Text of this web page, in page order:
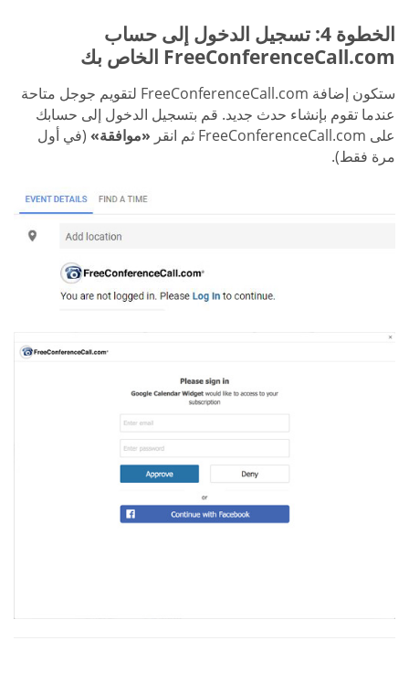
الخطوة 4: تسجيل الدخول إلى حساب
FreeConferenceCall.com الخاص بك
ستكون إضافة FreeConferenceCall.com لتقويم جوجل متاحة
عندما تقوم بإنشاء حدث جديد. قم بتسجيل الدخول إلى حسابك
على FreeConferenceCall.com ثم انقر
«موافقة» (في أول
مرة فقط).